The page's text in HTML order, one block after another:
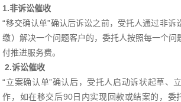
1.非诉讼催收
“移交确认单”确认后诉讼之前，受托人通过非诉
缴）解决一个问题客户的，委托人按照每一个问
付推进服务费。
2.诉讼催收
“立案确认单”确认后，受托人启动诉状起草、
作，如在移交后90日内实现回款或结案的，委